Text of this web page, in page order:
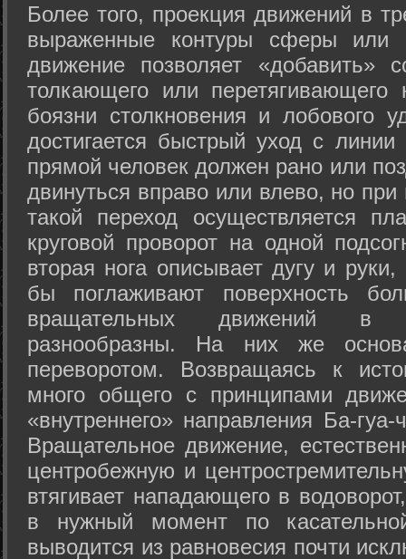
Более того, проекция движений в
выраженные контуры сферы или
движение позволяет «добавить»
толкающего или перетягивающего
боязни столкновения и лобового
достигается быстрый уход с
прямой человек должен рано или
двинуться вправо или влево, но
такой переход осуществляется
круговой проворот на одной
вторая нога описывает дугу и
бы поглаживают поверхность
вращательных движений в
разнообразны. На них же
переворотом. Возвращаясь к
много общего с принципами
«внутреннего» направления Ба-
Вращательное движение,
центробежную и
втягивает нападающего в
в нужный момент по
выводится из равновесия почти